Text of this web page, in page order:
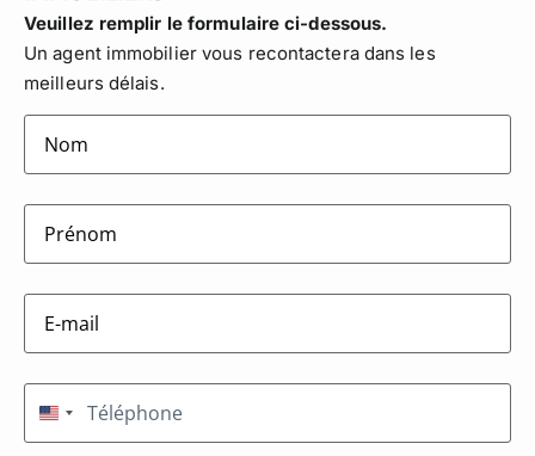
Veuillez remplir le formulaire ci-dessous.
Un agent immobilier vous recontactera dans les
meilleurs délais.
lastname(Nécessaire)
firstname(Nécessaire)
E-
mail(Nécessaire)
Téléphone(Nécessaire)
États-Unis +1